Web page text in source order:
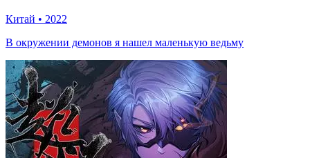
Китай • 2022
В окружении демонов я нашел маленькую ведьму